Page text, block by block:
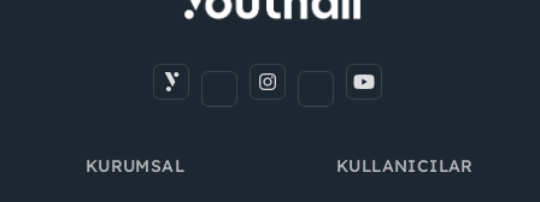
KURUMSAL KULLANICILAR